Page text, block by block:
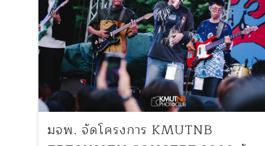
มจพ. จัดโครงการ KMUTNB